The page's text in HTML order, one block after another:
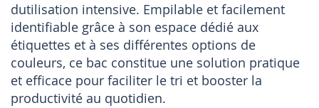
dutilisation intensive. Empilable et facilement
identifiable grâce à son espace dédié aux
étiquettes et à ses différentes options de
couleurs, ce bac constitue une solution pratique
et efficace pour faciliter le tri et booster la
productivité au quotidien.